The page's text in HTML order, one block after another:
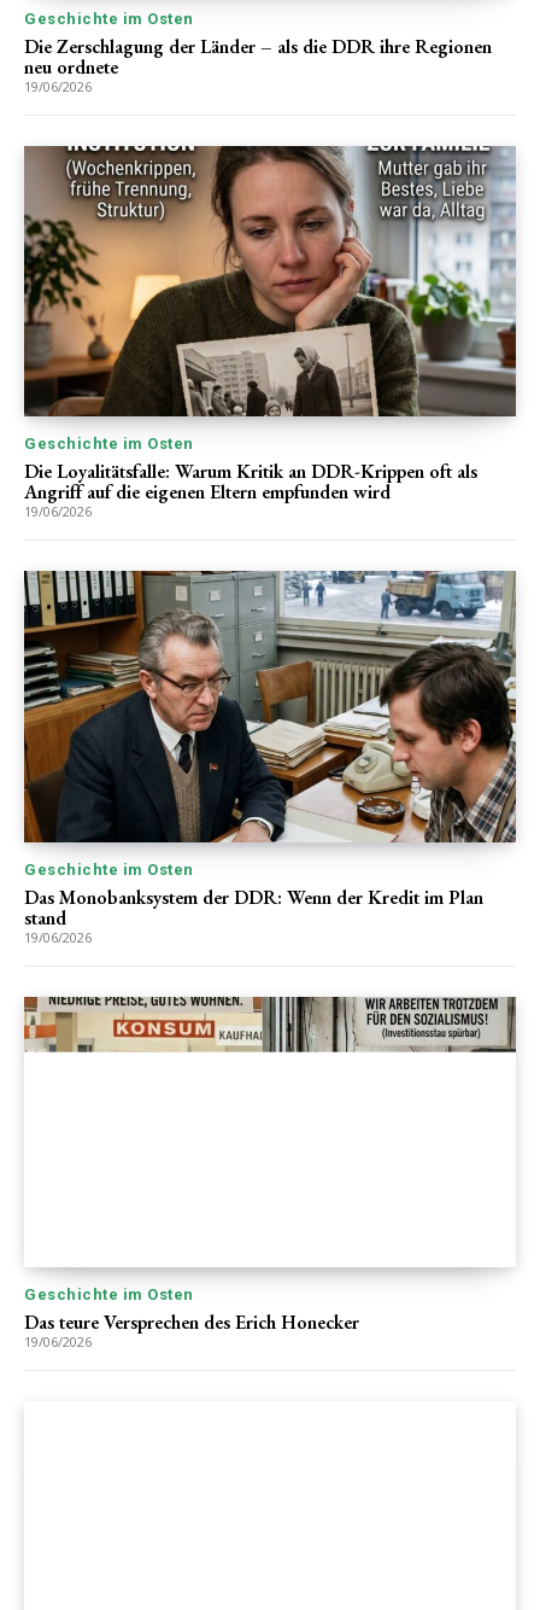
Geschichte im Osten
Die Zerschlagung der Länder – als die DDR ihre Regionen
neu ordnete
19/06/2026
Geschichte im Osten
Die Loyalitätsfalle: Warum Kritik an DDR-Krippen oft als
Angriff auf die eigenen Eltern empfunden wird
19/06/2026
Geschichte im Osten
Das Monobanksystem der DDR: Wenn der Kredit im Plan
stand
19/06/2026
Geschichte im Osten
Das teure Versprechen des Erich Honecker
19/06/2026